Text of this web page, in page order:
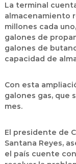
La terminal
almacenamiento
millones cada
galones de
galones de
capacidad de
Con esta
galones gas, que
mes.
El presidente de
Santana Reyes,
el país cuente